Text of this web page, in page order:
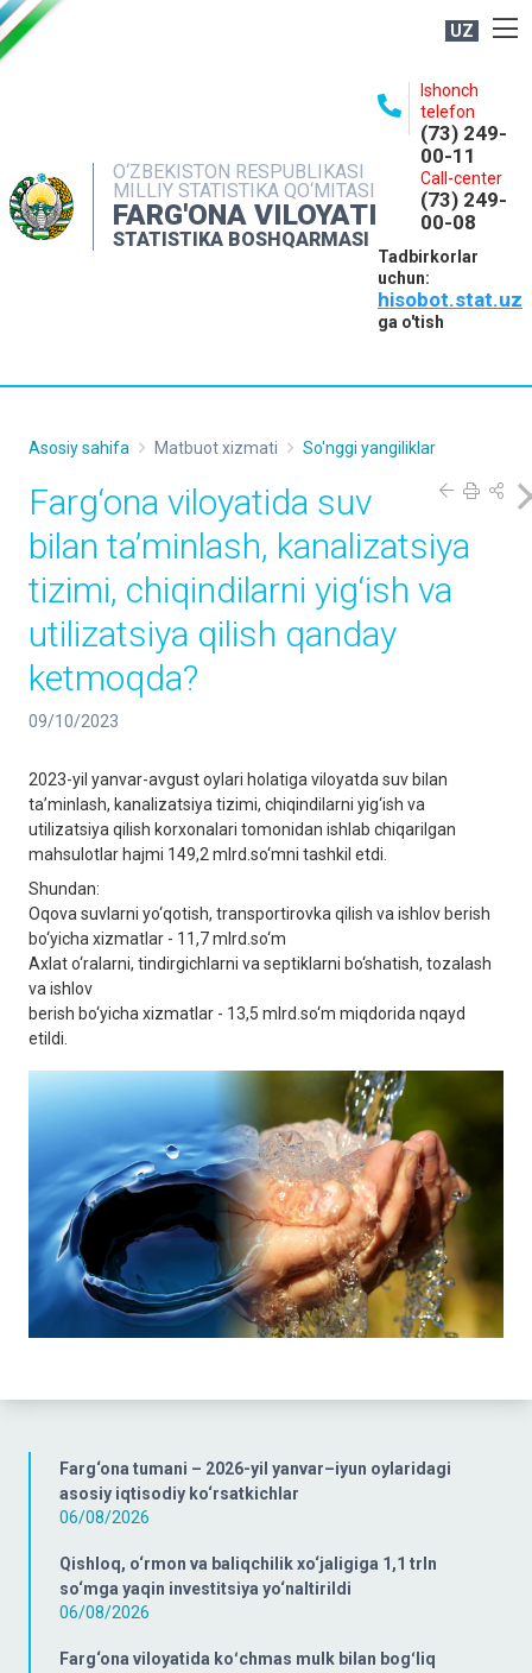
UZ
O‘ZBEKISTON RESPUBLIKASI
MILLIY STATISTIKA QO‘MITASI
FARG'ONA VILOYATI
STATISTIKA BOSHQARMASI
Ishonch
telefon
(73) 249-
00-11
Call-center
(73) 249-
00-08
Tadbirkorlar
uchun:
hisobot.stat.uz
ga o'tish
NASHRLAR
INTERAKTIV XIZMATLAR
MATBUOT XIZMATI
Farg‘ona tumani – 2026-yil yanvar–iyun oylaridagi
asosiy iqtisodiy ko‘rsatkichlar
06/08/2026
Qishloq, o‘rmon va baliqchilik xo‘jaligiga 1,1 trln
so‘mga yaqin investitsiya yo‘naltirildi
06/08/2026
Farg‘ona viloyatida koʻchmas mulk bilan bogʻliq
Asosiy sahifa Matbuot xizmati So'nggi yangiliklar
Farg‘ona viloyatida suv
bilan ta’minlash, kanalizatsiya
tizimi, chiqindilarni yig‘ish va
utilizatsiya qilish qanday
ketmoqda?
09/10/2023
2023-yil yanvar-avgust oylari holatiga viloyatda suv bilan
ta’minlash, kanalizatsiya tizimi, chiqindilarni yig‘ish va
utilizatsiya qilish korxonalari tomonidan ishlab chiqarilgan
mahsulotlar hajmi 149,2 mlrd.so‘mni tashkil etdi.
Shundan:
Oqova suvlarni yo‘qotish, transportirovka qilish va ishlov berish
bo‘yicha xizmatlar - 11,7 mlrd.so‘m
Axlat o‘ralarni, tindirgichlarni va septiklarni bo‘shatish, tozalash
va ishlov
berish bo‘yicha xizmatlar - 13,5 mlrd.so‘m miqdorida nqayd
etildi.